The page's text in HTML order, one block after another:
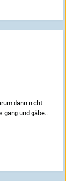
dann nicht
gang und gäbe..